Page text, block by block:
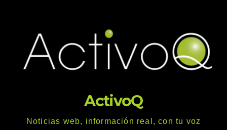
ActivoQ
Noticias web, información real, con tu voz